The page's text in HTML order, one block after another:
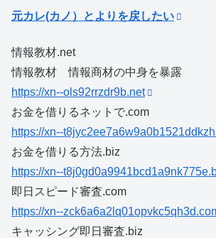
元カレ(カノ）とよりを戻したい
情報教材.net
情報教材 情報商材の中身を暴露
https://xn--ols92rrzdr9b.net
お金を借りるネットで.com
https://xn--
お金を借りる方法.biz
https://xn--
即日スピード審査.com
https://xn--
キャッシング即日審査.biz